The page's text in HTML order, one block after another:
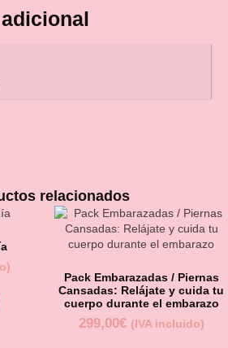
relacionados
Pack Embarazadas / Piernas
Cansadas: Relájate y cuida tu
cuerpo durante el embarazo
299,00€ (IVA incluido)